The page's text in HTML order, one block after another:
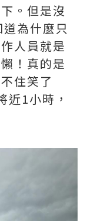
。但是沒
為什麼只
人員就是
！真的是
住笑了
1小時，